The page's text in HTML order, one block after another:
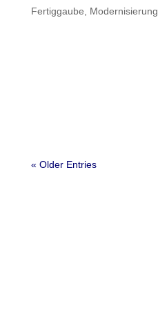
Fertiggaube Modernisierung
« Older Entries